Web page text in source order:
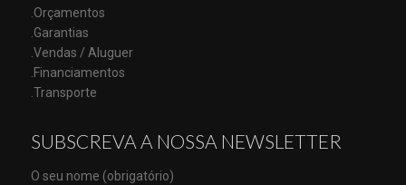
.Orçamentos
.Garantias
.Vendas / Aluguer
.Financiamentos
.Transporte
SUBSCREVA A NOSSA NEWSLETTER
O seu nome (obrigatório)